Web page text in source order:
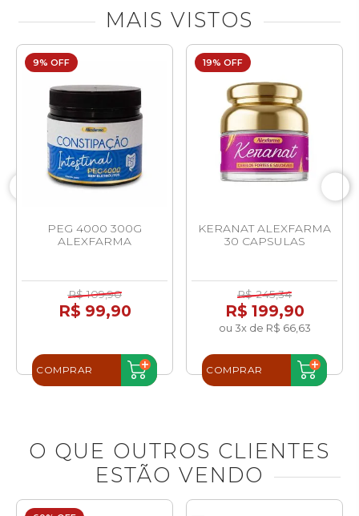
MAIS VISTOS
9% OFF
PEG 4000 300G
ALEXFARMA
R$ 109,90
R$ 99,90
COMPRAR
19% OFF
KERANAT ALEXFARMA
30 CAPSULAS
R$ 245,34
R$ 199,90
ou 3x de R$ 66,63
COMPRAR
O QUE OUTROS CLIENTES
ESTÃO VENDO